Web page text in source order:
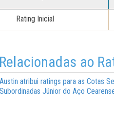
Rating Inicial
ao
Austin atribui ratings para as Cotas
Subordinadas Júnior do Aço